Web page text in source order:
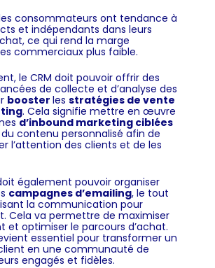
les consommateurs ont tendance à
et indépendants dans leurs
ce qui rend la marge
commerciaux plus faible.
le CRM doit pouvoir offrir des
de collecte et d’analyse des
booster les stratégies de vente
. Cela signifie mettre en œuvre
d’inbound marketing ciblées
contenu personnalisé afin de
l’attention des clients et de les
également pouvoir organiser
campagnes d’emailing, le tout
la communication pour
Cela va permettre de maximiser
et optimiser le parcours d’achat.
essentiel pour transformer un
en une communauté de
engagés et fidèles.